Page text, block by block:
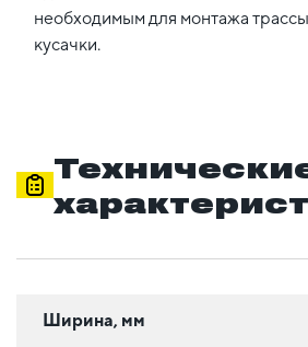
необходимым для монтажа
кусачки.
Ширина, мм